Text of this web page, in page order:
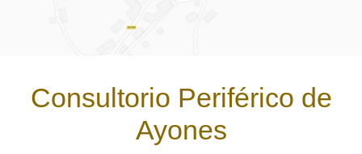
Consultorio Periférico de
Ayones